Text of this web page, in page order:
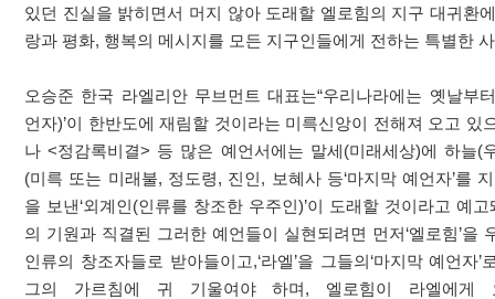
있던 진실을 밝히면서 머지 않아 도래할 엘로힘의 지구 대귀환
랑과 평화, 행복의 메시지를 모든 지구인들에게 전하는 특별한
오승준 한국 라엘리안 무브먼트 대표는“우리나라에는 옛날부
언자)’이 한반도에 재림할 것이라는 미륵신앙이 전해져 오고 있
나 <정감록비결> 등 많은 예언서에는 말세(미래세상)에 하늘(
(미륵 또는 미래불, 정도령, 진인, 보혜사 등‘마지막 예언자’를
을 보낸‘외계인(인류를 창조한 우주인)’이 도래할 것이라고 예고
의 기원과 직결된 그러한 예언들이 실현되려면 먼저‘엘로힘’을
인류의 창조자들로 받아들이고,‘라엘’을 그들의‘마지막 예언자’
그의 가르침에 귀 기울여야 하며, 엘로힘이 라엘에게 요